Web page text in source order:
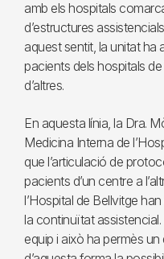
amb els hospitals
d’estructures
aquest sentit, la unitat ha
pacients dels hospitals
d’altres.
En aquesta línia, la Dra.
Medicina Interna de
que l’articulació de
pacients d’un centre a
l’Hospital de Bellvitge
la continuïtat
equip i això ha permès